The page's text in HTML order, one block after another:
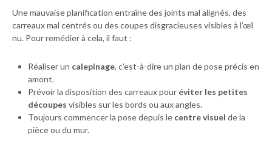
Une mauvaise planification entraîne des joints mal alignés, des
carreaux mal centrés ou des coupes disgracieuses visibles à l’œil
nu. Pour remédier à cela, il faut :
Réaliser un calepinage, c’est-à-dire un plan de pose précis en
amont.
Prévoir la disposition des carreaux pour éviter les petites
découpes visibles sur les bords ou aux angles.
Toujours commencer la pose depuis le centre visuel de la
pièce ou du mur.